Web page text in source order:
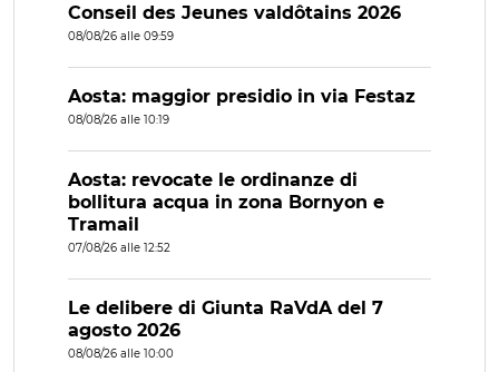
Conseil des Jeunes valdôtains 2026
08/08/26 alle 09:59
Aosta: maggior presidio in via Festaz
08/08/26 alle 10:19
Aosta: revocate le ordinanze di
bollitura acqua in zona Bornyon e
Tramail
07/08/26 alle 12:52
Le delibere di Giunta RaVdA del 7
agosto 2026
08/08/26 alle 10:00